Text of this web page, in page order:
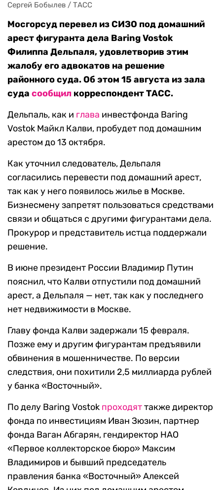
Сергей Бобылев / ТАСС
Мосгорсуд перевел из СИЗО под домашний
арест фигуранта дела Baring Vostok
Филиппа Дельпаля, удовлетворив этим
жалобу его адвокатов на решение
районного суда. Об этом 15 августа из зала
суда сообщил корреспондент ТАСС.
Дельпаль, как и глава инвестфонда Baring
Vostok Майкл Калви, пробудет под домашним
арестом до 13 октября.
Как уточнил следователь, Дельпаля
согласились перевести под домашний арест,
так как у него появилось жилье в Москве.
Бизнесмену запретят пользоваться средствами
связи и общаться с другими фигурантами дела.
Прокурор и представитель истца поддержали
решение.
В июне президент России Владимир Путин
пояснил, что Калви отпустили под домашний
арест, а Дельпаля — нет, так как у последнего
нет недвижимости в Москве.
Главу фонда Калви задержали 15 февраля.
Позже ему и другим фигурантам предъявили
обвинения в мошенничестве. По версии
следствия, они похитили 2,5 миллиарда рублей
у банка «Восточный».
По делу Baring Vostok проходяттакже директор
фонда по инвестициям Иван Зюзин, партнер
фонда Ваган Абгарян, гендиректор НАО
«Первое коллекторское бюро» Максим
Владимиров и бывший председатель
правления банка «Восточный» Алексей